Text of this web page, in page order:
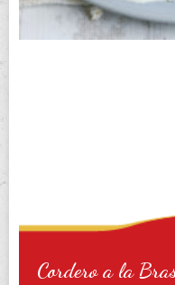
Cordero a la